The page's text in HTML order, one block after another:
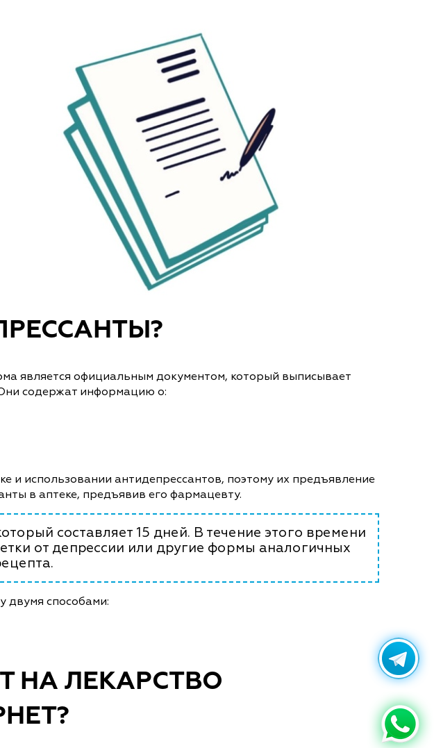
является официальным документом, который выписывает
содержат информацию о:
и использовании антидепрессантов, поэтому их предъявление
в аптеке, предъявив его фармацевту.
составляет 15 дней. В течение этого времени
от депрессии или другие формы аналогичных
двумя способами:
НА ЛЕКАРСТВО